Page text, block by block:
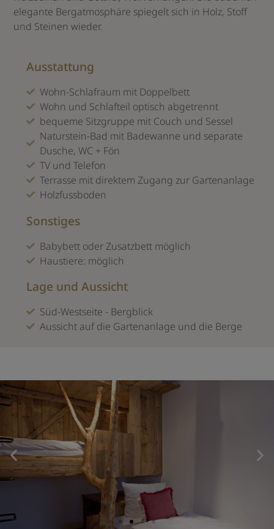
elegante Bergatmosphäre spiegelt sich in Holz, Stoff
und Steinen wieder.
Ausstattung
Wohn-Schlafraum mit Doppelbett
Wohn und Schlafteil optisch abgetrennt
bequeme Sitzgruppe mit Couch und Sessel
Naturstein-Bad mit Badewanne und separate
Dusche, WC + Fön
TV und Telefon
Terrasse mit direktem Zugang zur Gartenanlage
Holzfussboden
Sonstiges
Babybett oder Zusatzbett möglich
Haustiere: möglich
Lage und Aussicht
Süd-Westseite - Bergblick
Aussicht auf die Gartenanlage und die Berge